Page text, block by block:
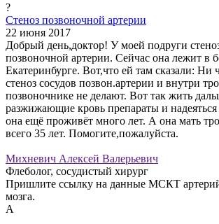
?
Стеноз позвоночной артерии
22 июня 2017
Добрый день,доктор! У моей подруги
позвоночной артерии. Сейчас она лежит в
Екатеринбурге. Вот,что ей там сказали: Ни
стеноз сосудов позвон.артерии и внутри
позвоночнике не делают. Вот так жить
разжижающие кровь препараты и надеяться
она ещё проживёт много лет. А она мать
всего 35 лет. Помогите,пожалуйста.
Михневич Алексей Валерьевич
Флеболог, сосудистый хирург
Пришлите ссылку на данные МСКТ
мозга.
А